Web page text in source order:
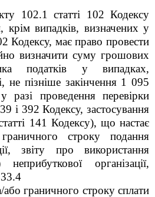
102.1 статті 102 Кодексу
випадків, визначених у
Кодексу, має право провести
визначити суму грошових
податків у випадках,
не пізніше закінчення 1 095
проведення перевірки
і 392 Кодексу, застосування
141 Кодексу), що настає
строку подання
звіту про використання
організації,
або граничного строку сплати